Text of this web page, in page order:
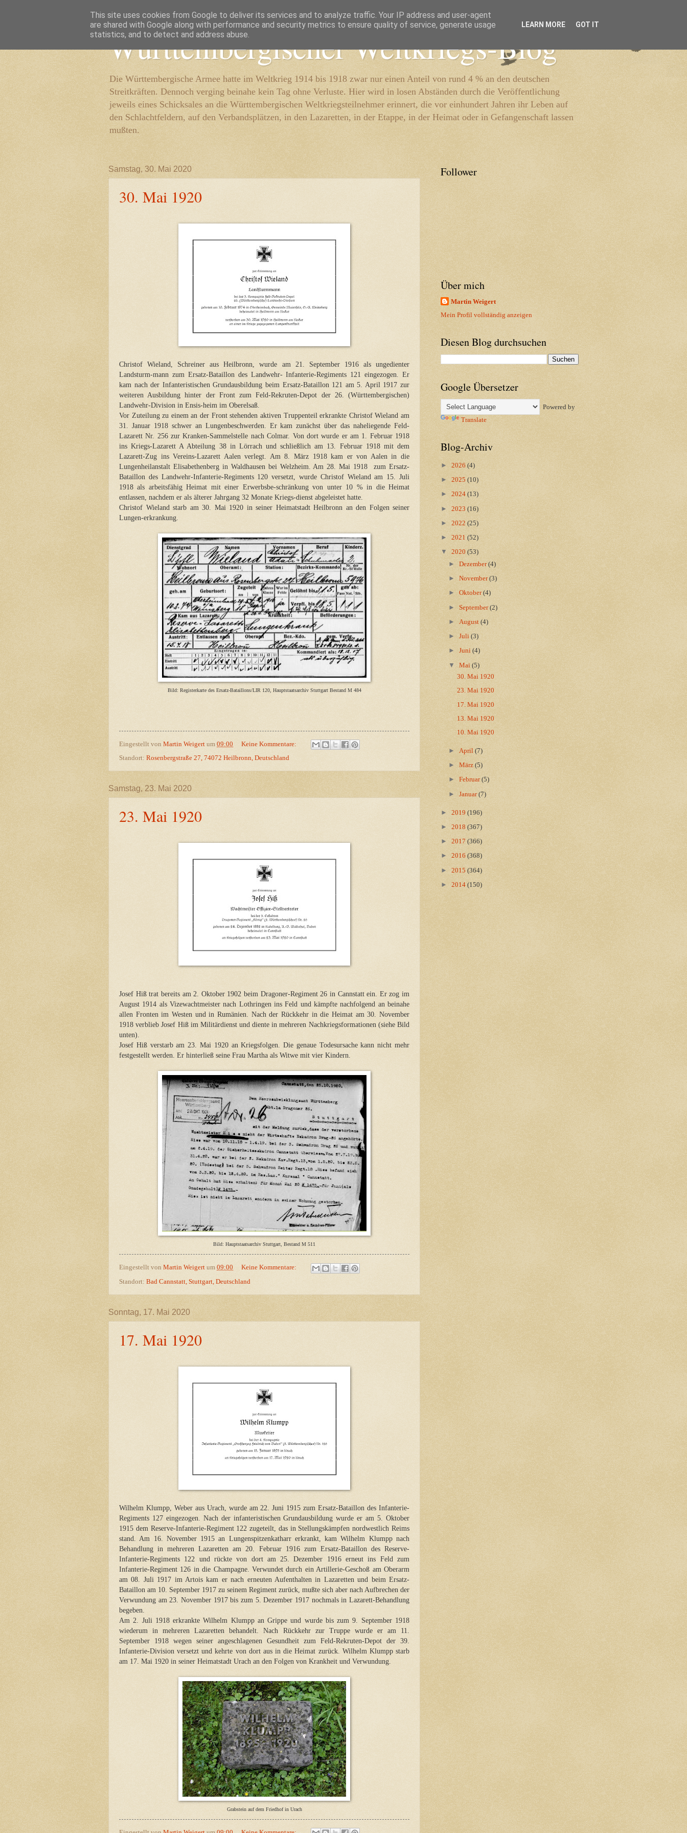
Württembergischer Weltkriegs-Blog
Die Württembergische Armee hatte im Weltkrieg 1914 bis 1918 zwar nur einen Anteil von rund 4 % an den deutschen
Streitkräften. Dennoch verging beinahe kein Tag ohne Verluste. Hier wird in losen Abständen durch die Veröffentlichung
jeweils eines Schicksales an die Württembergischen Weltkriegsteilnehmer erinnert, die vor einhundert Jahren ihr Leben auf
den Schlachtfeldern, auf den Verbandsplätzen, in den Lazaretten, in der Etappe, in der Heimat oder in Gefangenschaft lassen
mußten.
Samstag, 30. Mai 2020
30. Mai 1920
Christof Wieland, Schreiner aus Heilbronn, wurde am 21. September 1916 als ungedienter
Landsturm-mann zum Ersatz-Bataillon des Landwehr- Infanterie-Regiments 121 eingezogen. Er
kam nach der Infanteristischen Grundausbildung beim Ersatz-Bataillon 121 am 5. April 1917 zur
weiteren Ausbildung hinter der Front zum Feld-Rekruten-Depot der 26. (Württembergischen)
Landwehr-Division in Ensis-heim im Oberelsaß.
Vor Zuteilung zu einem an der Front stehenden aktiven Truppenteil erkrankte Christof Wieland am
31. Januar 1918 schwer an Lungenbeschwerden. Er kam zunächst über das naheliegende Feld-
Lazarett Nr. 256 zur Kranken-Sammelstelle nach Colmar. Von dort wurde er am 1. Februar 1918
ins Kriegs-Lazarett A Abteilung 38 in Lörrach und schließlich am 13. Februar 1918 mit dem
Lazarett-Zug ins Vereins-Lazarett Aalen verlegt. Am 8. März 1918 kam er von Aalen in die
Lungenheilanstalt Elisabethenberg in Waldhausen bei Welzheim. Am 28. Mai 1918 zum Ersatz-
Bataillon des Landwehr-Infanterie-Regiments 120 versetzt, wurde Christof Wieland am 15. Juli
1918 als arbeitsfähig Heimat mit einer Erwerbsbe-schränkung von unter 10 % in die Heimat
entlassen, nachdem er als älterer Jahrgang 32 Monate Kriegs-dienst abgeleistet hatte.
Christof Wieland starb am 30. Mai 1920 in seiner Heimatstadt Heilbronn an den Folgen seiner
Lungen-erkrankung.
Bild: Registerkarte des Ersatz-Bataillons/LIR 120, Hauptstaatsarchiv Stuttgart Bestand M 484
Eingestellt von Martin Weigert um 09:00
Keine Kommentare:
Standort: Rosenbergstraße 27, 74072 Heilbronn, Deutschland
Samstag, 23. Mai 2020
23. Mai 1920
Josef Hiß trat bereits am 2. Oktober 1902 beim Dragoner-Regiment 26 in Cannstatt ein. Er zog im
August 1914 als Vizewachtmeister nach Lothringen ins Feld und kämpfte nachfolgend an beinahe
allen Fronten im Westen und in Rumänien. Nach der Rückkehr in die Heimat am 30. November
1918 verblieb Josef Hiß im Militärdienst und diente in mehreren Nachkriegsformationen (siehe Bild
unten).
Josef Hiß verstarb am 23. Mai 1920 an Kriegsfolgen. Die genaue Todesursache kann nicht mehr
festgestellt werden. Er hinterließ seine Frau Martha als Witwe mit vier Kindern.
Bild: Hauptstaatsarchiv Stuttgart, Bestand M 511
Eingestellt von Martin Weigert um 09:00
Keine Kommentare:
Standort: Bad Cannstatt, Stuttgart, Deutschland
Sonntag, 17. Mai 2020
17. Mai 1920
Wilhelm Klumpp, Weber aus Urach, wurde am 22. Juni 1915 zum Ersatz-Bataillon des Infanterie-
Regiments 127 eingezogen. Nach der infanteristischen Grundausbildung wurde er am 5. Oktober
1915 dem Reserve-Infanterie-Regiment 122 zugeteilt, das in Stellungskämpfen nordwestlich Reims
stand. Am 16. November 1915 an Lungenspitzenkatharr erkrankt, kam Wilhelm Klumpp nach
Behandlung in mehreren Lazaretten am 20. Februar 1916 zum Ersatz-Bataillon des Reserve-
Infanterie-Regiments 122 und rückte von dort am 25. Dezember 1916 erneut ins Feld zum
Infanterie-Regiment 126 in die Champagne. Verwundet durch ein Artillerie-Geschoß am Oberarm
am 08. Juli 1917 im Artois kam er nach erneuten Aufenthalten in Lazaretten und beim Ersatz-
Bataillon am 10. September 1917 zu seinem Regiment zurück, mußte sich aber nach Aufbrechen der
Verwundung am 23. November 1917 bis zum 5. Dezember 1917 nochmals in Lazarett-Behandlung
begeben.
Am 2. Juli 1918 erkrankte Wilhelm Klumpp an Grippe und wurde bis zum 9. September 1918
wiederum in mehreren Lazaretten behandelt. Nach Rückkehr zur Truppe wurde er am 11.
September 1918 wegen seiner angeschlagenen Gesundheit zum Feld-Rekruten-Depot der 39.
Infanterie-Division versetzt und kehrte von dort aus in die Heimat zurück. Wilhelm Klumpp starb
am 17. Mai 1920 in seiner Heimatstadt Urach an den Folgen von Krankheit und Verwundung.
Grabstein auf dem Friedhof in Urach
Follower
Über mich
Martin Weigert
Mein Profil vollständig anzeigen
Diesen Blog durchsuchen
Google Übersetzer
Powered by
Translate
Blog-Archiv
► 2026 (4)
► 2025 (10)
► 2024 (13)
► 2023 (16)
► 2022 (25)
► 2021 (52)
▼ 2020 (53)
►Dezember(4)
►November(3)
►Oktober(4)
►September(2)
► August(4)
►Juli(3)
►Juni(4)
▼Mai(5)
30. Mai 1920
23. Mai 1920
17. Mai 1920
13. Mai 1920
10. Mai 1920
►April(7)
►März(5)
►Februar(5)
►Januar(7)
► 2019 (196)
► 2018 (367)
► 2017 (366)
► 2016 (368)
► 2015 (364)
► 2014 (150)
This site uses cookies from Google to deliver its services and to analyze traffic. Your IP address and user-agent
are shared with Google along with performance and security metrics to ensure quality of service, generate usage
statistics, and to detect and address abuse.
LEARN MORE GOT IT